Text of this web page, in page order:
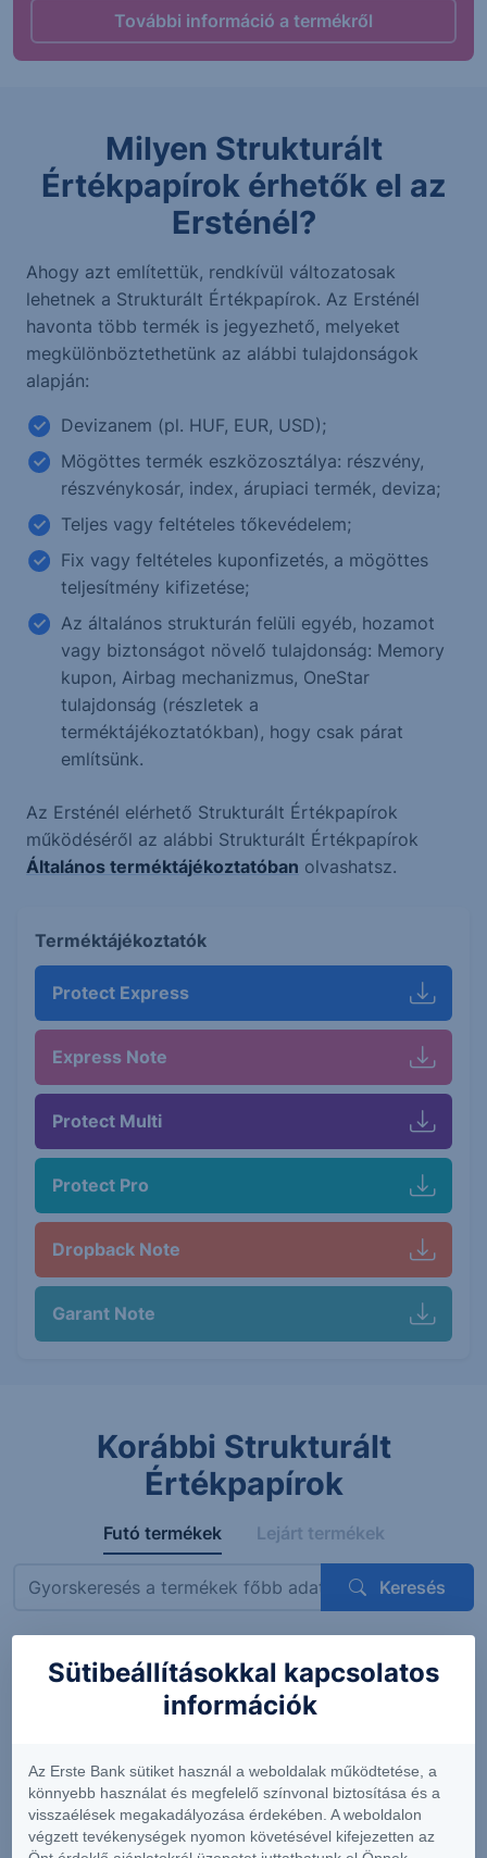
További információ a termékről
Milyen Strukturált
Értékpapírok érhetők el az
Ersténél?
Ahogy azt említettük, rendkívül változatosak
lehetnek a Strukturált Értékpapírok. Az Ersténél
havonta több termék is jegyezhető, melyeket
megkülönböztethetünk az alábbi tulajdonságok
alapján:
Devizanem (pl. HUF, EUR, USD);
Mögöttes termék eszközosztálya: részvény,
részvénykosár, index, árupiaci termék, deviza;
Teljes vagy feltételes tőkevédelem;
Fix vagy feltételes kuponfizetés, a mögöttes
teljesítmény kifizetése;
Az általános strukturán felüli egyéb, hozamot
vagy biztonságot növelő tulajdonság: Memory
kupon, Airbag mechanizmus, OneStar
tulajdonság (részletek a
terméktájékoztatókban), hogy csak párat
említsünk.
Az Ersténél elérhető Strukturált Értékpapírok
működéséről az alábbi Strukturált Értékpapírok
Általános terméktájékoztatóban olvashatsz.
Terméktájékoztatók
Protect Express
Express Note
Protect Multi
Protect Pro
Dropback Note
Garant Note
Korábbi Strukturált
Értékpapírok
Futó termékek Lejárt termékek
Keresés
Megnevezés ISIN Mögöttes termék Kupon
Express
OneStar
Smart
Infrastructure
EUR 26-29
AT0000A3VVT6
Siemens AG
Sütibeállításokkal kapcsolatos
információk
Az Erste Bank sütiket használ a weboldalak működtetése, a
könnyebb használat és megfelelő színvonal biztosítása és a
visszaélések megakadályozása érdekében. A weboldalon
végzett tevékenységek nyomon követésével kifejezetten az